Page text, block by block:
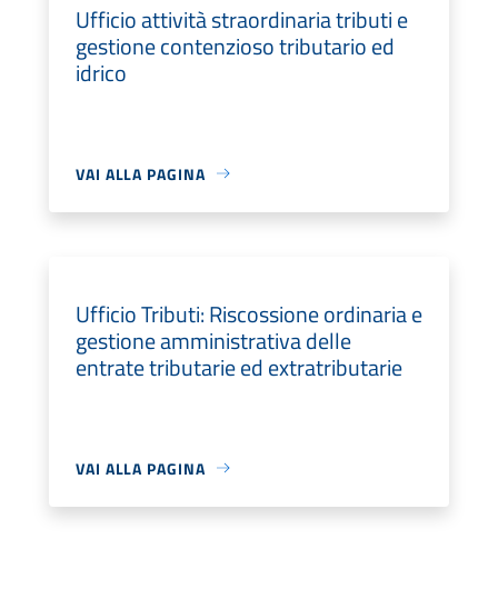
Ufficio attività straordinaria tributi e
gestione contenzioso tributario ed
idrico
VAI ALLA PAGINA
Ufficio Tributi: Riscossione ordinaria e
gestione amministrativa delle
entrate tributarie ed extratributarie
VAI ALLA PAGINA